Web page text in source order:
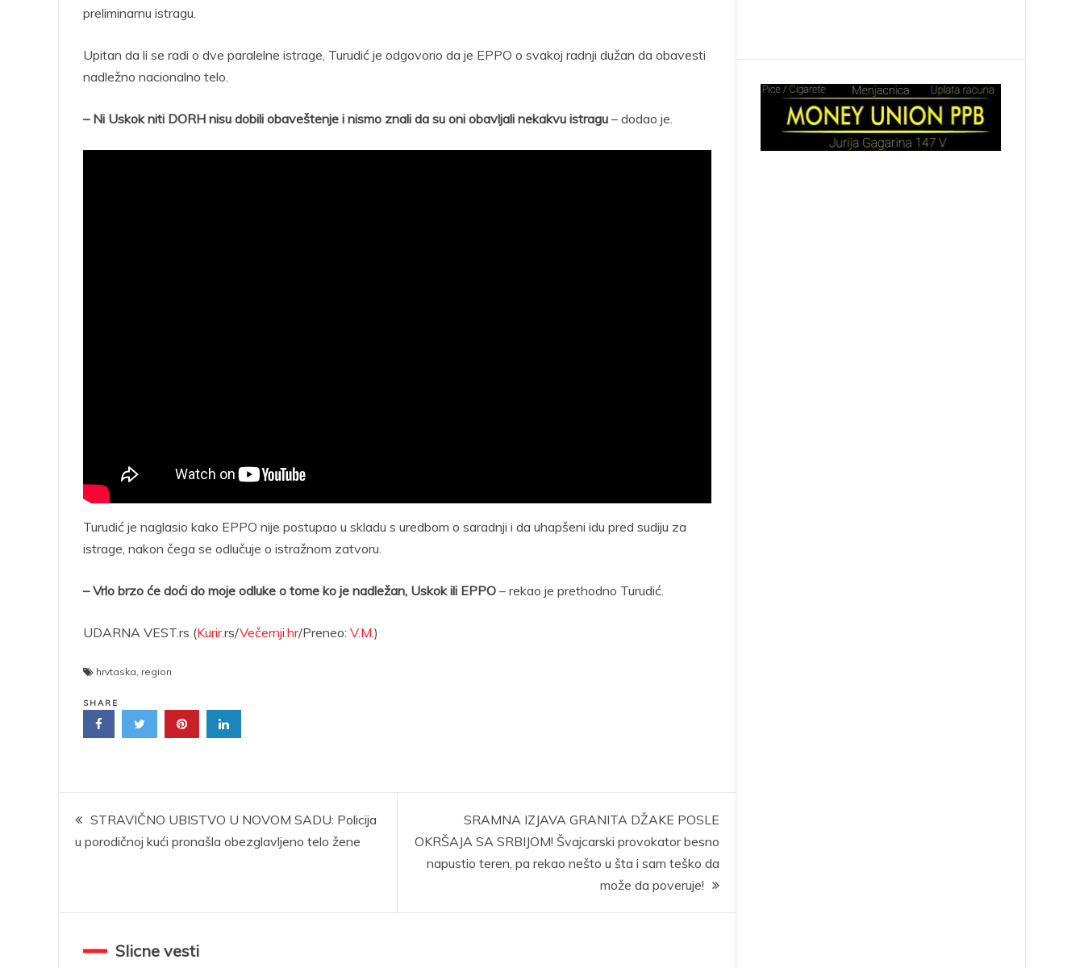
preliminarnu istragu.
Upitan da li se radi o dve paralelne istrage, Turudić je odgovorio da je EPPO o svakoj radnji dužan da obavesti
nadležno nacionalno telo.
– Ni Uskok niti DORH nisu dobili obaveštenje i nismo znali da su oni obavljali nekakvu istragu – dodao je.
Turudić je naglasio kako EPPO nije postupao u skladu s uredbom o saradnji i da uhapšeni idu pred sudiju za
istrage, nakon čega se odlučuje o istražnom zatvoru.
– Vrlo brzo će doći do moje odluke o tome ko je nadležan, Uskok ili EPPO – rekao je prethodno Turudić.
UDARNA VEST.rs (Kurir.rs/Večernji.hr/Preneo: V.M. )
hrvtaska region
SHARE
Kretanje
članka
STRAVIČNO UBISTVO U NOVOM SADU: Policija
u porodičnoj kući pronašla obezglavljeno telo žene
SRAMNA IZJAVA GRANITA DŽAKE POSLE
OKRŠAJA SA SRBIJOM! Švajcarski provokator besno
napustio teren, pa rekao nešto u šta i sam teško da
može da poveruje!
Slicne vesti